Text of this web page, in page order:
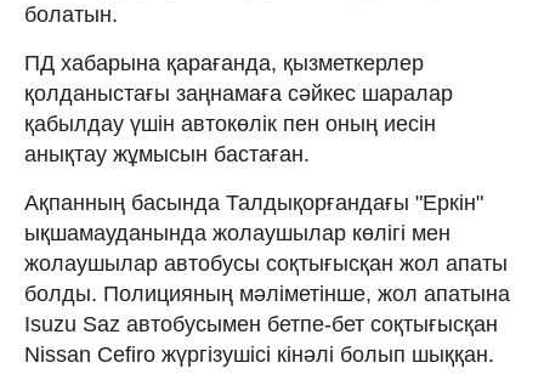
болатын.
ПД хабарына қарағанда, қызметкерлер
қолданыстағы заңнамаға сәйкес шаралар
қабылдау үшін автокөлік пен оның иесін
анықтау жұмысын бастаған.
Ақпанның басында Талдықорғандағы "Еркін"
ықшамауданында жолаушылар көлігі мен
жолаушылар автобусы соқтығысқан жол апаты
болды. Полицияның мәліметінше, жол апатына
Isuzu Saz автобусымен бетпе-бет соқтығысқан
Nissan Cefiro жүргізушісі кінәлі болып шыққан.